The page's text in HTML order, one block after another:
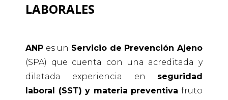
LABORALES
ANP es un Servicio de Prevención Ajeno
(SPA) que cuenta con una acreditada y
dilatada experiencia en
seguridad
laboral (SST) y materia preventiva fruto